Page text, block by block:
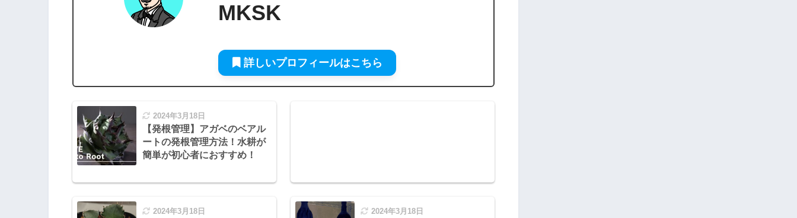
MKSK
詳しいプロフィールはこちら
2024年3月18日
【発根管理】アガベのベアル
ートの発根管理方法！水耕が
簡単が初心者におすすめ！
2024年3月18日 2024年3月18日